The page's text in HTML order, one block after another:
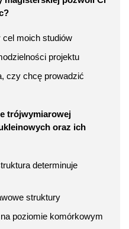
cel moich studiów
projektu
czy chcę prowadzić
trójwymiarowej
oraz ich
determinuje
struktury
poziomie komórkowym